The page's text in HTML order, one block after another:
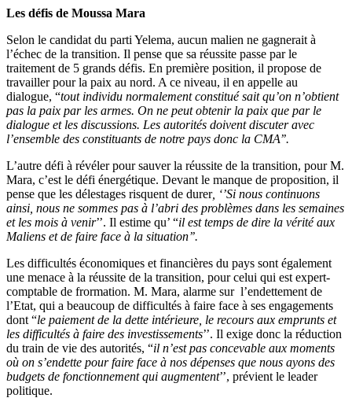
Les défis de Moussa Mara
Selon le candidat du parti Yelema, aucun malien ne gagnerait à
l’échec de la transition. Il pense que sa réussite passe par le
traitement de 5 grands défis. En première position, il propose de
travailler pour la paix au nord. A ce niveau, il en appelle au
dialogue, “tout individu normalement constitué sait qu’on n’obtient
pas la paix par les armes. On ne peut obtenir la paix que par le
dialogue et les discussions. Les autorités doivent discuter avec
l’ensemble des constituants de notre pays donc la CMA’’.
L’autre défi à révéler pour sauver la réussite de la transition, pour M.
Mara, c’est le défi énergétique. Devant le manque de proposition, il
pense que les délestages risquent de durer, ‘’Si nous continuons
ainsi, nous ne sommes pas à l’abri des problèmes dans les semaines
et les mois à venir’’. Il estime qu’ “il est temps de dire la vérité aux
Maliens et de faire face à la situation’’.
Les difficultés économiques et financières du pays sont également
une menace à la réussite de la transition, pour celui qui est expert-
comptable de frormation. M. Mara, alarme sur l’endettement de
l’Etat, qui a beaucoup de difficultés à faire face à ses engagements
dont “le paiement de la dette intérieure, le recours aux emprunts et
les difficultés à faire des investissements’’. Il exige donc la réduction
du train de vie des autorités, “il n’est pas concevable aux moments
où on s’endette pour faire face à nos dépenses que nous ayons des
budgets de fonctionnement qui augmentent’’, prévient le leader
politique.